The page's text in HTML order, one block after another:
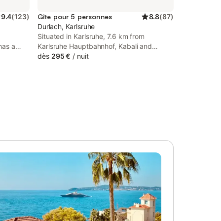
9.4(123)
a
site
and is
Gîte pour 5 personnes 8.8(87)
Durlach, Karlsruhe
Situated in Karlsruhe, 7.6 km from
Karlsruhe Hauptbahnhof, Kabali and
Kasamui has a garden, parking on-site
dès 295 € / nuit